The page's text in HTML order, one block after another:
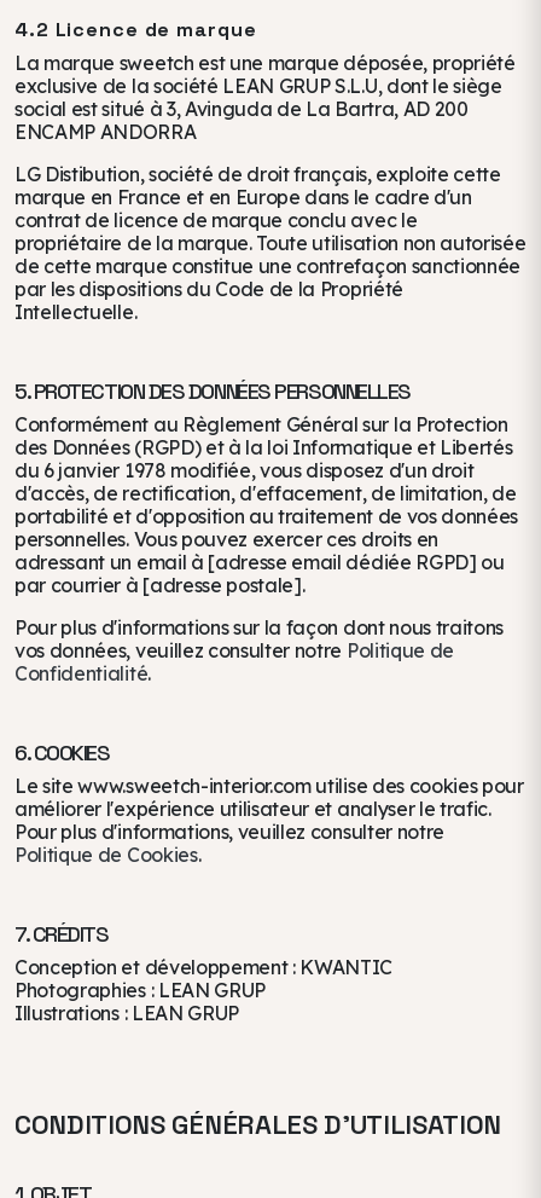
4.2 Licence de marque
La marque sweetch est une marque déposée, propriété
exclusive de la société LEAN GRUP S.L.U, dont le siège
social est situé à 3, Avinguda de La Bartra, AD 200
ENCAMP ANDORRA
LG Distibution, société de droit français, exploite cette
marque en France et en Europe dans le cadre d'un
contrat de licence de marque conclu avec le
propriétaire de la marque. Toute utilisation non autorisée
de cette marque constitue une contrefaçon sanctionnée
par les dispositions du Code de la Propriété
Intellectuelle.
5. PROTECTION DES DONNÉES PERSONNELLES
Conformément au Règlement Général sur la Protection
des Données (RGPD) et à la loi Informatique et Libertés
du 6 janvier 1978 modifiée, vous disposez d'un droit
d'accès, de rectification, d'effacement, de limitation, de
portabilité et d'opposition au traitement de vos données
personnelles. Vous pouvez exercer ces droits en
adressant un email à [adresse email dédiée RGPD] ou
par courrier à [adresse postale].
Pour plus d'informations sur la façon dont nous traitons
vos données, veuillez consulter notre Politique de
Confidentialité.
6. COOKIES
Le site www.sweetch-interior.com utilise des cookies pour
améliorer l'expérience utilisateur et analyser le trafic.
Pour plus d'informations, veuillez consulter notre
Politique de Cookies.
7. CRÉDITS
Conception et développement : KWANTIC
Photographies : LEAN GRUP
Illustrations : LEAN GRUP
CONDITIONS GÉNÉRALES D'UTILISATION